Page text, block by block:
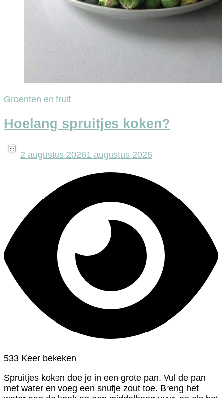
Groenten en fruit
Hoelang spruitjes koken?
2 augustus 20261 augustus 2026
533 Keer bekeken
Spruitjes koken doe je in een grote pan. Vul de pan
met water en voeg een snufje zout toe. Breng het